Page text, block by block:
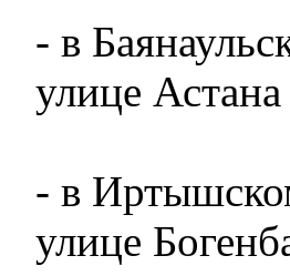
- в
улице
- в
улице